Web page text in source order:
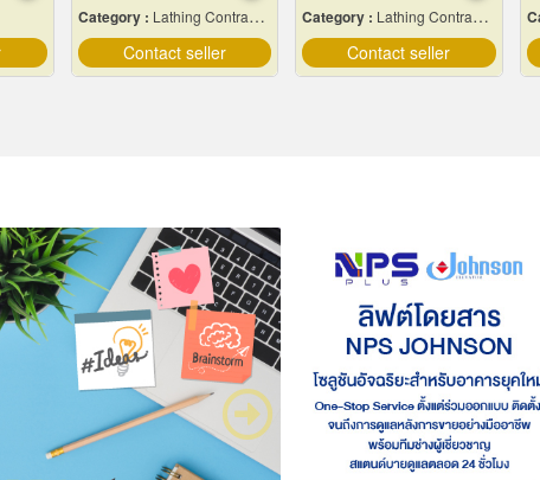
Category : Lathing Contractors
Contact seller
Category : Lathing Contractors
Contact seller